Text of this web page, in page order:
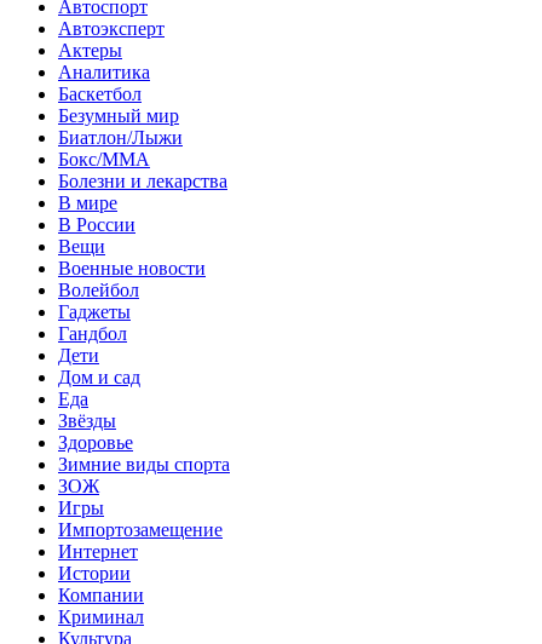
Автоспорт
Автоэксперт
Актеры
Аналитика
Баскетбол
Безумный мир
Биатлон/Лыжи
Бокс/MMA
Болезни и лекарства
В мире
В России
Вещи
Военные новости
Волейбол
Гаджеты
Гандбол
Дети
Дом и сад
Еда
Звёзды
Здоровье
Зимние виды спорта
ЗОЖ
Игры
Импортозамещение
Интернет
Истории
Компании
Криминал
Культура